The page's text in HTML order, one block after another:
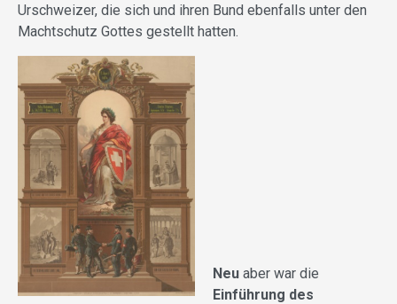
Urschweizer, die sich und ihren Bund ebenfalls unter den
Machtschutz Gottes gestellt hatten.
Neu aber war die
Einführung des